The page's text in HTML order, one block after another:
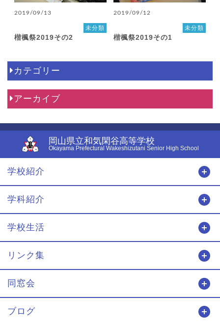
2019/09/13
未分類
楷楓祭2019その2
2019/09/12
未分類
楷楓祭2019その1
カテゴリー
アーカイブ
岡山県立和気閑谷高等学校
Okayama Prefectural Wakeshizutani Senior High School
学校紹介
学科紹介
学校生活
リンク集
同窓会
ブログ